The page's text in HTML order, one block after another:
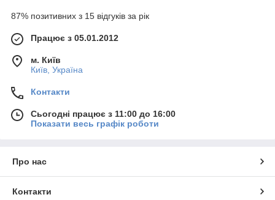
87% позитивних з 15 відгуків за рік
Працює з 05.01.2012
м. Київ
Київ, Україна
Контакти
Сьогодні працює з 11:00 до 16:00
Показати весь графік роботи
Про нас
Контакти